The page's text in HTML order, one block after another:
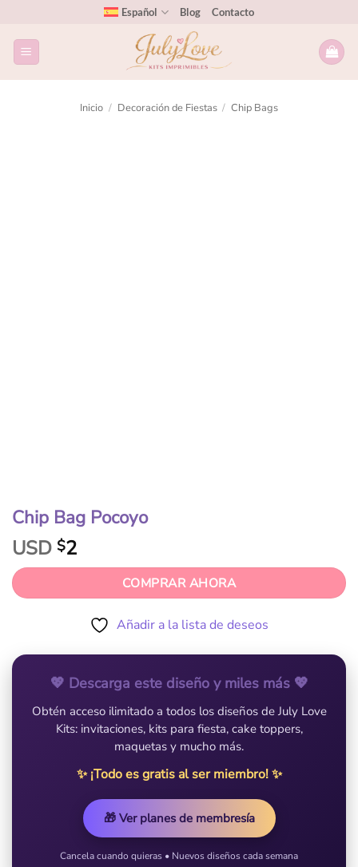
Español Blog Contacto
Inicio / Decoración de Fiestas / Chip Bags
Chip Bag Pocoyo
USD $2
COMPRAR AHORA
Añadir a la lista de deseos
💖 Descarga este diseño y miles más 💖
Obtén acceso ilimitado a todos los diseños de July Love
Kits: invitaciones, kits para fiesta, cake toppers,
maquetas y mucho más.
✨ ¡Todo es gratis al ser miembro! ✨
🎁 Ver planes de membresía
Cancela cuando quieras • Nuevos diseños cada semana